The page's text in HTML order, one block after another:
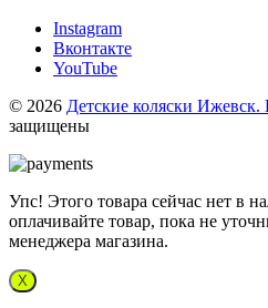
Instagram
Вконтакте
YouTube
© 2026 Детские коляски
защищены
Упс! Этого товара сейчас нет в
оплачивайте товар, пока не
менеджера магазина.
X